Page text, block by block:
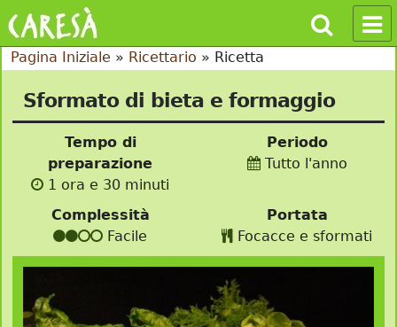
Pagina Iniziale » Ricettario » Ricetta
Sformato di bieta e formaggio
Tempo di
preparazione
1 ora e 30 minuti
Periodo
Tutto l'anno
Complessità
Facile
Portata
Focacce e sformati